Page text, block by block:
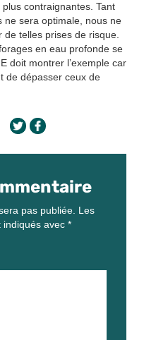
contraignantes. Tant
ne sera optimale, nous ne
telles prises de risque.
en eau profonde se
doit montrer l’exemple car
de dépasser ceux de
pas publiée. Les
indiqués avec *